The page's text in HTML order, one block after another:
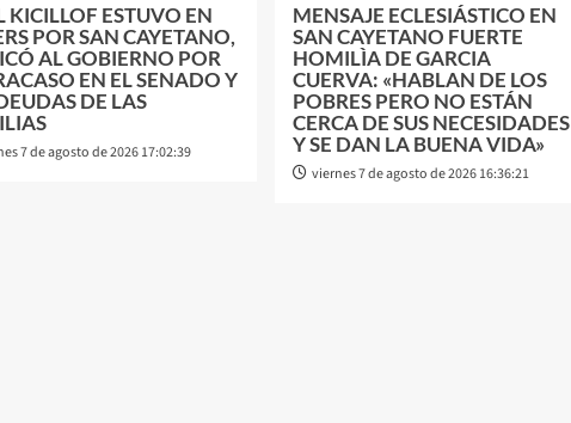
KICILLOF ESTUVO EN
POR SAN CAYETANO,
AL GOBIERNO POR
EN EL SENADO Y
DE LAS
7 de agosto de 2026 17:02:39
MENSAJE ECLESIÁSTICO EN
SAN CAYETANO FUERTE
HOMILÌA DE GARCIA
CUERVA: «HABLAN DE LOS
POBRES PERO NO ESTÁN
CERCA DE SUS NECESIDADES
Y SE DAN LA BUENA VIDA»
viernes 7 de agosto de 2026 16:36:21